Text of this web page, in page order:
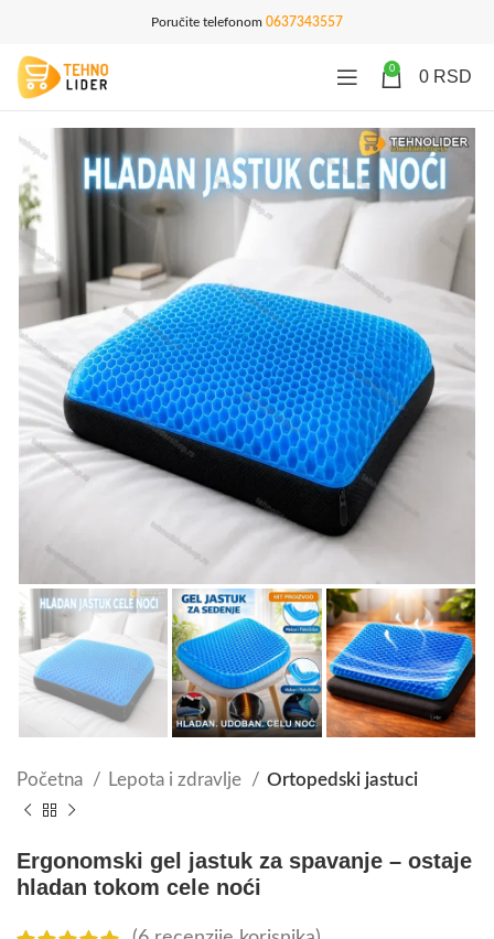
Poručite telefonom 0637343557
0 0 RSD
Početna Lepota i zdravlje Ortopedski jastuci
Ergonomski gel jastuk za spavanje – ostaje
hladan tokom cele noći